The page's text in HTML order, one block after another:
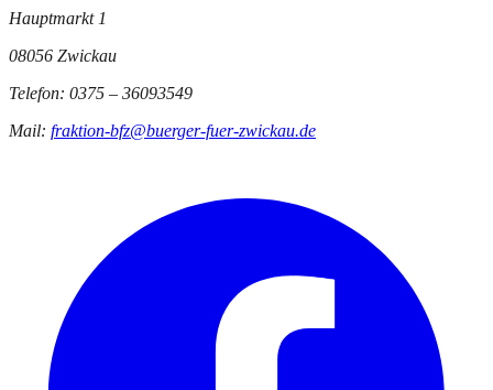
Hauptmarkt 1
08056 Zwickau
Telefon: 0375 – 36093549
Mail: fraktion-bfz@buerger-fuer-zwickau.de